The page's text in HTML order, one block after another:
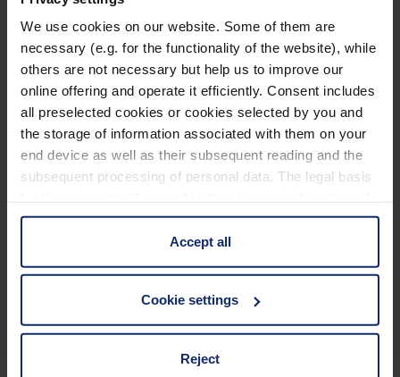
We use cookies on our website. Some of them are
necessary (e.g. for the functionality of the website), while
others are not necessary but help us to improve our
online offering and operate it efficiently. Consent includes
all preselected cookies or cookies selected by you and
the storage of information associated with them on your
end device as well as their subsequent reading and the
subsequent processing of personal data. The legal basis
information is Art. 25 para. 1 TDDDG and with regard to
the processing of personal data Art. 6 para. 1 lit. a
GDPR. We also use cookies from third-party providers.
cases, the consent in these cases the transfer of data to
third countries, in particular to the U.S.A.
Accept all
Cookie settings
Reject
Además de la garantía de 10 años, también se
ofrece la garantía Plus.
regatta 8 x 42